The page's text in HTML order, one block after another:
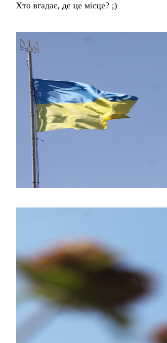
Хто вгадає, де це місце? ;)